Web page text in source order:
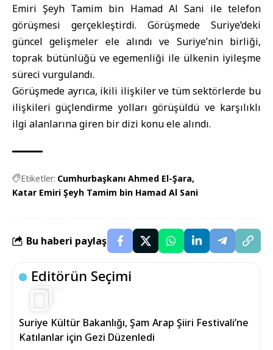
Emiri Şeyh Tamim bin Hamad Al Sani ile telefon
görüşmesi gerçekleştirdi. Görüşmede Suriye’deki
güncel gelişmeler ele alındı ve Suriye’nin birliği,
toprak bütünlüğü ve egemenliği ile ülkenin iyileşme
süreci vurgulandı.
Görüşmede ayrıca, ikili ilişkiler ve tüm sektörlerde bu
ilişkileri güçlendirme yolları görüşüldü ve karşılıklı
ilgi alanlarına giren bir dizi konu ele alındı.
Etiketler: Cumhurbaşkanı Ahmed El-Şara
Katar Emiri Şeyh Tamim bin Hamad Al Sani
Bu haberi paylaş
Editörün Seçimi
Suriye Kültür Bakanlığı, Şam Arap Şiiri Festivali’ne
Katılanlar için Gezi Düzenledi